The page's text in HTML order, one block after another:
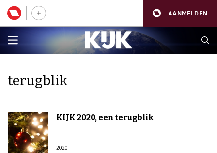
AANMELDEN
terugblik
KIJK 2020, een terugblik
2020